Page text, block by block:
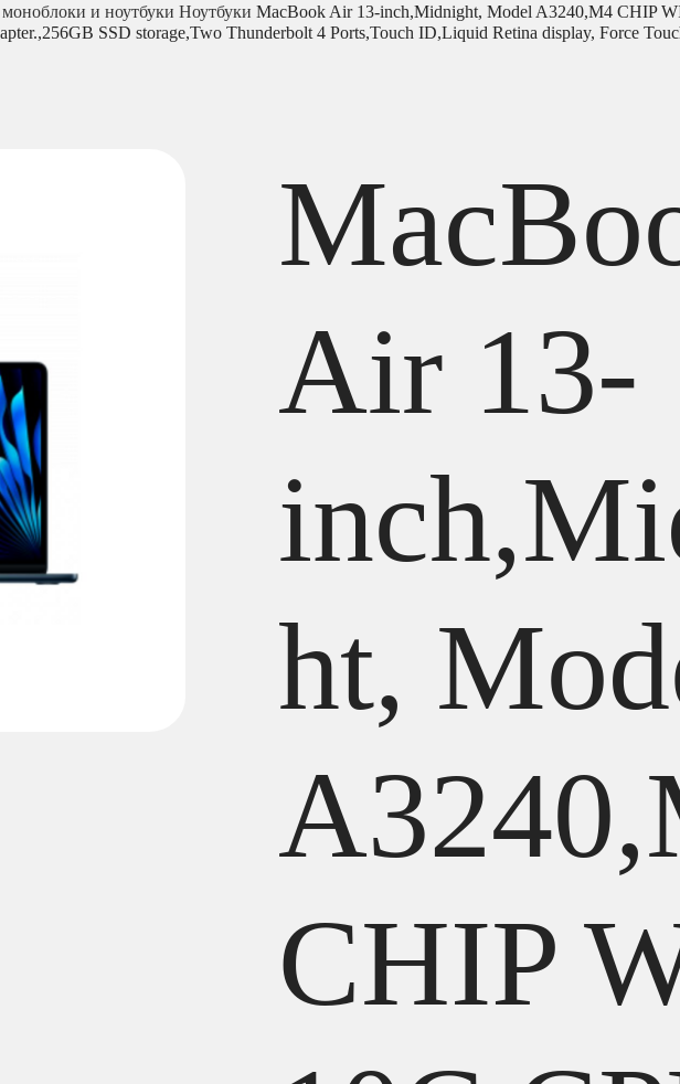
и ноутбуки Ноутбуки MacBook Air 13-inch,Midnight, Model A3240,M4 CHIP
SSD storage,Two Thunderbolt 4 Ports,Touch ID,Liquid Retina display, Force
Air 13-
ht,
CHIP